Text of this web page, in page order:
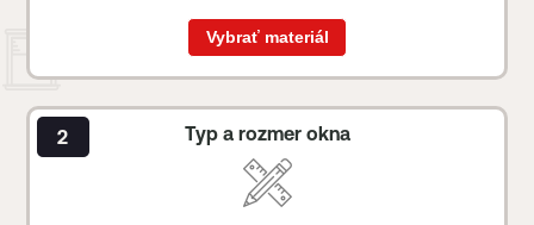
Vybrať materiál
Typ a rozmer okna